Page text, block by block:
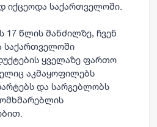
იქცეოდა საქართველოში.
17 წლის მანძილზე, ჩვენ
საქართველოში
ყველაზე ფართო
აკმაყოფილებს
და სარგებლობს